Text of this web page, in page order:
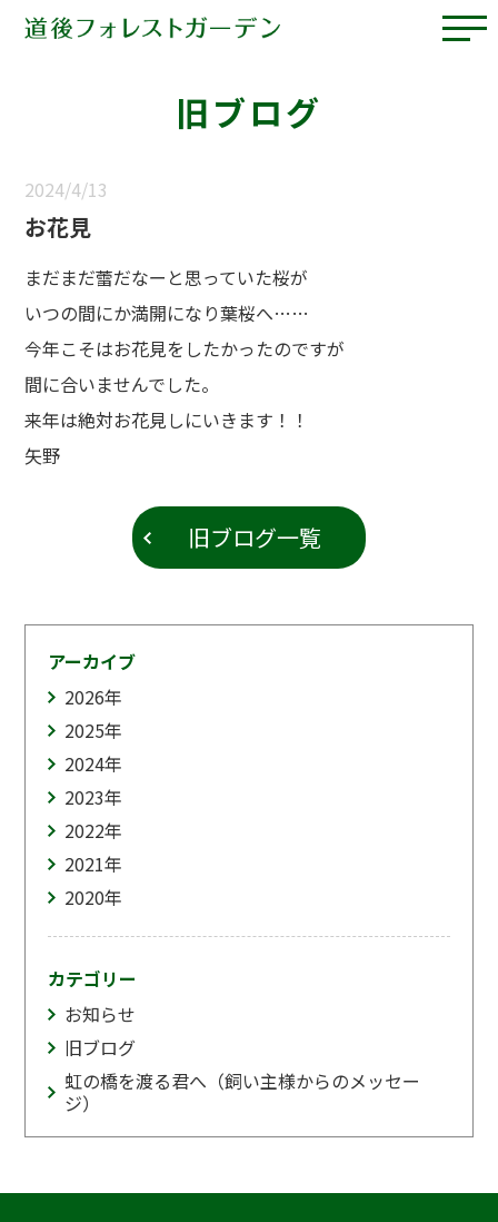
旧ブログ
2024/4/13
お花見
まだまだ蕾だなーと思っていた桜が
いつの間にか満開になり葉桜へ……
今年こそはお花見をしたかったのですが
間に合いませんでした。
来年は絶対お花見しにいきます！！
矢野
旧ブログ一覧
アーカイブ
2026年
2025年
2024年
2023年
2022年
2021年
2020年
カテゴリー
お知らせ
旧ブログ
虹の橋を渡る君へ（飼い主様からのメッセー
ジ）